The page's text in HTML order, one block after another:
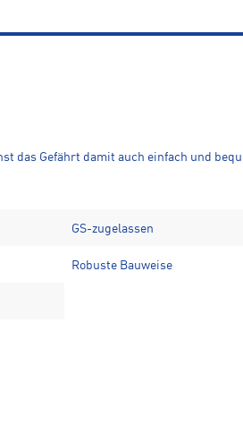
das Gefährt damit auch einfach und
GS-zugelassen
Robuste Bauweise